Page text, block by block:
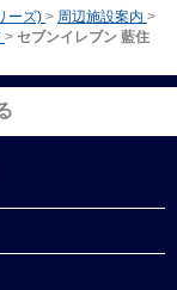
ーズ) > 周辺施設案内 >
> セブンイレブン 藍住